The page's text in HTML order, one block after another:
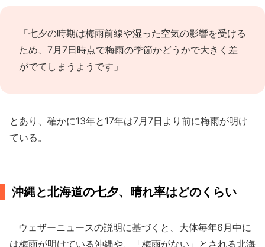
「七夕の時期は梅雨前線や湿った空気の影響を受ける
ため、7月7日時点で梅雨の季節かどうかで大きく差
がでてしまうようです」
とあり、確かに13年と17年は7月7日より前に梅雨が明け
ている。
沖縄と北海道の七夕、晴れ率はどのくらい
ウェザーニュースの説明に基づくと、大体毎年6月中に
は梅雨が明けている沖縄や、「梅雨がない」とされる北海